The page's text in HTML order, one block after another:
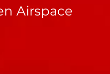
Airspace